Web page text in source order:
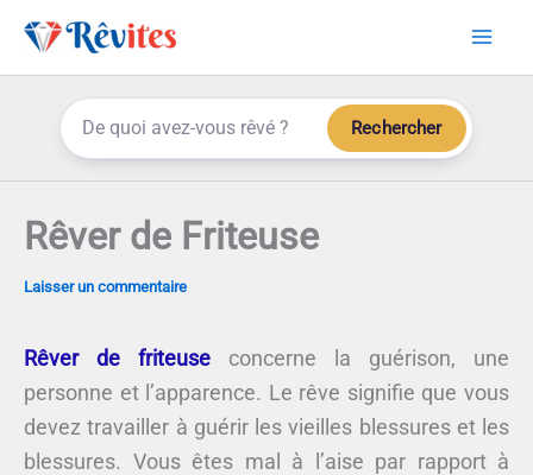
Aller
Rechercher
Rêver de Friteuse
Laisser un commentaire
Rêver de friteuse concerne la guérison, une
personne et l’apparence. Le rêve signifie que vous
devez travailler à guérir les vieilles blessures et les
blessures. Vous êtes mal à l’aise par rapport à